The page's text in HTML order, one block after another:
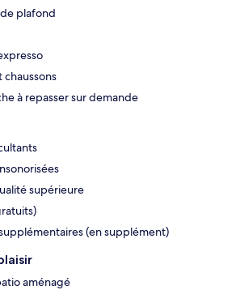
plafond
chaussons
à repasser sur demande
supérieure
(en supplément)
aménagé